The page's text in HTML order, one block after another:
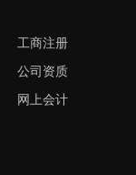
工商注册
公司资质
网上会计